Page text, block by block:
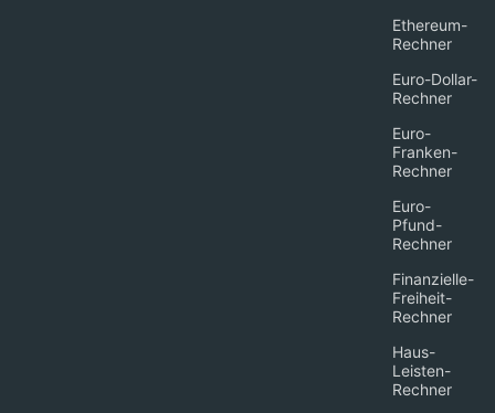
Ethereum-
Rechner
Euro-Dollar-
Rechner
Euro-
Franken-
Rechner
Euro-
Pfund-
Rechner
Finanzielle-
Freiheit-
Rechner
Haus-
Leisten-
Rechner